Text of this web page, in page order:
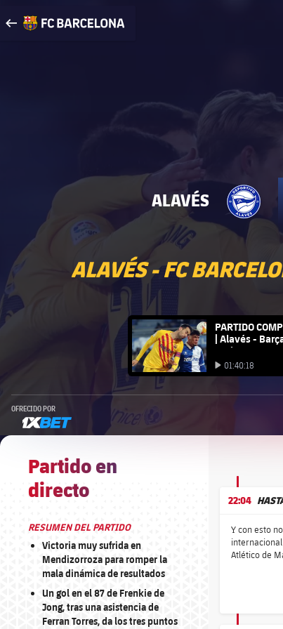
Visita FCBarcelona.es
arrow-right
fcbarcelona-with-name
ALAVÉS
ALAVÉS - FC
FC Barcelona club badge
Iniciar vídeo
PARTIDO
| Alavés -
LaLiga 21/22
Iniciar vídeo
01:40:18
OFRECIDO POR
Partido en
directo
RESUMEN DEL PARTIDO
Victoria muy sufrida en
Mendizorroza para romper la
mala dinámica de resultados
Un gol en el 87 de Frenkie de
Jong, tras una asistencia de
Ferran Torres, da los tres puntos
22:04
Y con esto
Atlético de